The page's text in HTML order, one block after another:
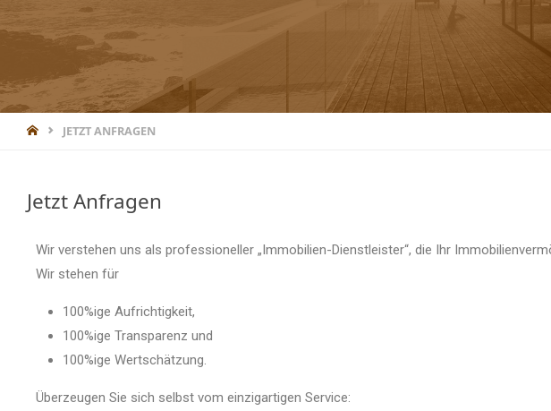
JETZT ANFRAGEN
Jetzt Anfragen
Wir verstehen uns als professioneller „Immobilien-Dienstleister“, die Ihr
Wir stehen für
100%ige Aufrichtigkeit,
100%ige Transparenz und
100%ige Wertschätzung.
Überzeugen Sie sich selbst vom einzigartigen Service: